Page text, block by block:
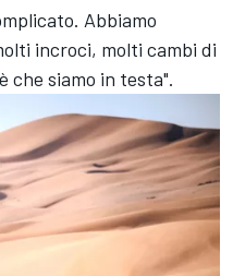
Abbiamo
incroci, molti cambi di
che siamo in testa".